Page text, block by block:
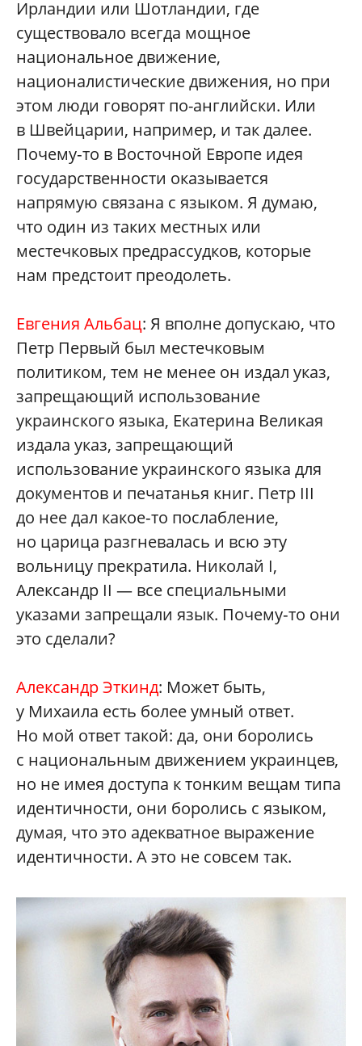
Ирландии или Шотландии, где
существовало всегда мощное
национальное движение,
националистические движения, но при
этом люди говорят по-английски. Или
в Швейцарии, например, и так далее.
Почему‑то в Восточной Европе идея
государственности оказывается
напрямую связана с языком. Я думаю,
что один из таких местных или
местечковых предрассудков, которые
нам предстоит преодолеть.
Евгения Альбац: Я вполне допускаю, что
Петр Первый был местечковым
политиком, тем не менее он издал указ,
запрещающий использование
украинского языка, Екатерина Великая
издала указ, запрещающий
использование украинского языка для
документов и печатанья книг. Петр III
до нее дал какое‑то послабление,
но царица разгневалась и всю эту
вольницу прекратила. Николай I,
Александр II — все специальными
указами запрещали язык. Почему‑то они
это сделали?
Александр Эткинд: Может быть,
у Михаила есть более умный ответ.
Но мой ответ такой: да, они боролись
с национальным движением украинцев,
но не имея доступа к тонким вещам типа
идентичности, они боролись с языком,
думая, что это адекватное выражение
идентичности. А это не совсем так.